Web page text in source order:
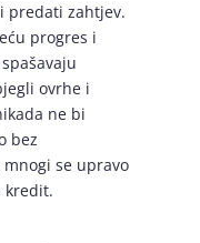
predati zahtjev.
progres i
ovrhe i
ne bi
bez
se upravo
kredit.